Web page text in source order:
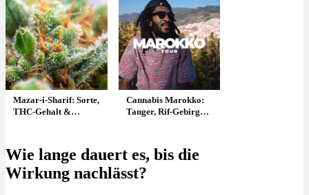
Mazar-i-Sharif: Sorte,
THC-Gehalt &
Cannabis Marokko:
Tanger, Rif-Gebirge,
Wie lange dauert es, bis die
Wirkung nachlässt?